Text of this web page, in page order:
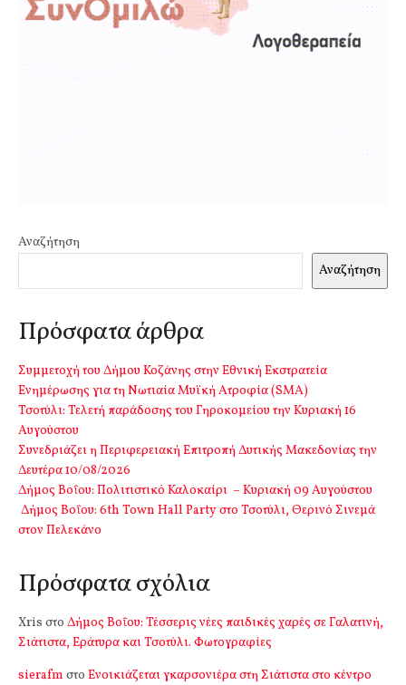
Αναζήτηση
Αναζήτηση
Πρόσφατα άρθρα
Συμμετοχή του Δήμου Κοζάνης στην Εθνική Εκστρατεία
Ενημέρωσης για τη Νωτιαία Μυϊκή Ατροφία (SMA)
Τσοτύλι: Τελετή παράδοσης του Γηροκομείου την Κυριακή 16
Αυγούστου
Συνεδριάζει η Περιφερειακή Επιτροπή Δυτικής Μακεδονίας την
Δευτέρα 10/08/2026
Δήμος Βοΐου: Πολιτιστικό Καλοκαίρι – Κυριακή 09 Αυγούστου
Δήμος Βοΐου: 6th Town Hall Party στο Τσοτύλι, Θερινό Σινεμά
στον Πελεκάνο
Πρόσφατα σχόλια
Xris στο Δήμος Βοΐου: Τέσσερις νέες παιδικές χαρές σε Γαλατινή,
Σιάτιστα, Εράτυρα και Τσοτύλι. Φωτογραφίες
sierafm στο Ενοικιάζεται γκαρσονιέρα στη Σιάτιστα στο κέντρο